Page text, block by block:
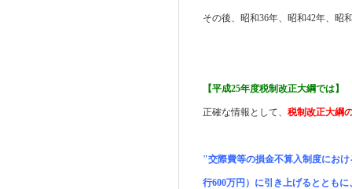
その後、昭和36年、昭和42年、昭
【平成25年度税制改正大綱では】
正確な情報として、 税制改正大綱
"交際費等の損金不算入制度にお
行600万円）に引き上げるととも